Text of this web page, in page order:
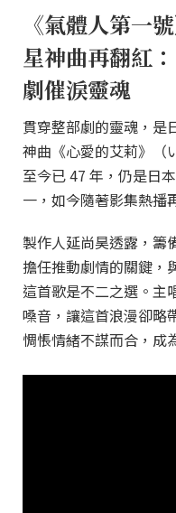
《氣體人第一
星神曲再翻紅
劇催淚靈魂
貫穿整部劇的靈魂，是
神曲《心愛的艾莉》（
至今已 47 年，仍是日
一，如今隨著影集熱播
製作人延尚昊透露，籌
擔任推動劇情的關鍵，
這首歌是不二之選。主
嗓音，讓這首浪漫卻略
惆悵情緒不謀而合，成